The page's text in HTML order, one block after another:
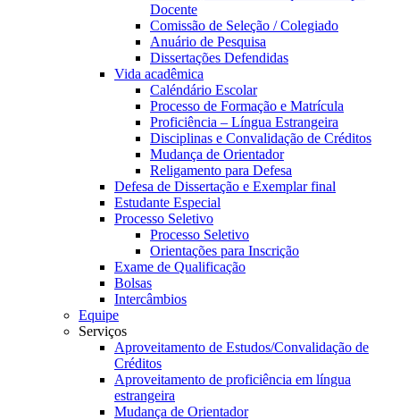
Docente
Comissão de Seleção / Colegiado
Anuário de Pesquisa
Dissertações Defendidas
Vida acadêmica
Caléndário Escolar
Processo de Formação e Matrícula
Proficiência – Língua Estrangeira
Disciplinas e Convalidação de Créditos
Mudança de Orientador
Religamento para Defesa
Defesa de Dissertação e Exemplar final
Estudante Especial
Processo Seletivo
Processo Seletivo
Orientações para Inscrição
Exame de Qualificação
Bolsas
Intercâmbios
Equipe
Serviços
Aproveitamento de Estudos/Convalidação de
Créditos
Aproveitamento de proficiência em língua
estrangeira
Mudança de Orientador